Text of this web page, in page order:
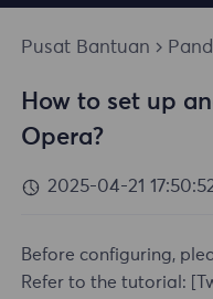
Pusat Bantuan
How to set up
Opera?
2025-04-21
Before configuring,
Refer to the tutorial: